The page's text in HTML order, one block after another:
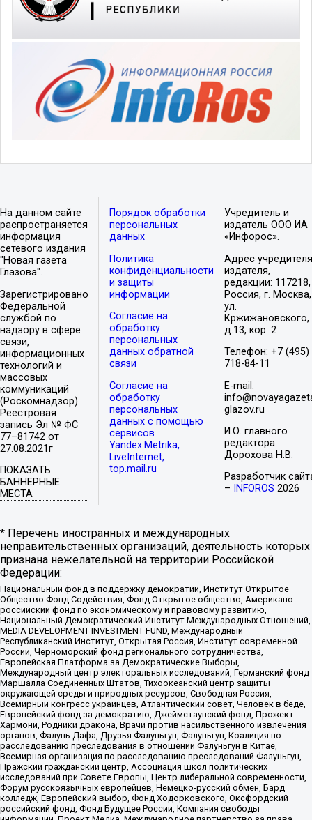
На данном сайте
распространяется
информация
сетевого издания
"Новая газета
Глазова".
Зарегистрировано
Федеральной
службой по
надзору в сфере
связи,
информационных
технологий и
массовых
коммуникаций
(Роскомнадзор).
Реестровая
запись Эл № ФС
77–81742 от
27.08.2021г
ПОКАЗАТЬ
БАННЕРНЫЕ
МЕСТА
Порядок обработки
персональных
данных
Политика
конфиденциальности
и защиты
информации
Согласие на
обработку
персональных
данных обратной
связи
Согласие на
обработку
персональных
данных с помощью
сервисов
Yandex.Metrika,
LiveInternet,
top.mail.ru
Учредитель и
издатель ООО ИА
«Инфорос».
Адрес
издателя,
редакции: 117218,
Россия, г. Москва,
ул.
Кржижановского,
д.13, кор. 2
Телефон: +7 (495)
718-84-11
E-mail:
glazov.ru
И.О. главного
редактора
Дорохова Н.В.
Разработчик
–
INFOROS 2026
* Перечень иностранных и международных
неправительственных организаций, деятельность которых
признана нежелательной на территории Российской
Федерации:
Национальный фонд в поддержку демократии, Институт Открытое
Общество Фонд Содействия, Фонд Открытое общество, Американо-
российский фонд по экономическому и правовому развитию,
Национальный Демократический Институт Международных Отношений,
MEDIA DEVELOPMENT INVESTMENT FUND, Международный
Республиканский Институт, Открытая Россия, Институт современной
России, Черноморский фонд регионального сотрудничества,
Европейская Платформа за Демократические Выборы,
Международный центр электоральных исследований, Германский фонд
Маршалла Соединенных Штатов, Тихоокеанский центр защиты
окружающей среды и природных ресурсов, Свободная Россия,
Всемирный конгресс украинцев, Атлантический совет, Человек в беде,
Европейский фонд за демократию, Джеймстаунский фонд, Прожект
Хармони, Родники дракона, Врачи против насильственного извлечения
органов, Фалунь Дафа, Друзья Фалуньгун, Фалуньгун, Коалиция по
расследованию преследования в отношении Фалуньгун в Китае,
Всемирная организация по расследованию преследований Фалуньгун,
Пражский гражданский центр, Ассоциация школ политических
исследований при Совете Европы, Центр либеральной современности,
Форум русскоязычных европейцев, Немецко-русский обмен, Бард
колледж, Европейский выбор, Фонд Ходорковского, Оксфордский
российский фонд, Фонд Будущее России, Компания свободы